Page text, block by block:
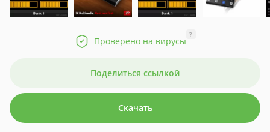
Проверено на вирусы
?
Поделиться ссылкой
Скачать